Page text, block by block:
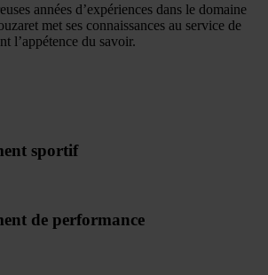
années d’expériences dans le domaine
met ses connaissances au service de
l’appétence du savoir.
sportif
de performance